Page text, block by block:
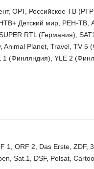
ОРТ, Российское ТВ
Детский мир, РЕН-ТВ,
RTL (Германия),
Planet, Travel, TV 5
1 (Финляндия), YLE 2
1, ORF 2, Das Erste, ZDF,
Sat.1, DSF, Polsat,